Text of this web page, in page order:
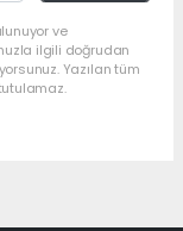
ve
ilgili doğrudan
Yazılan tüm